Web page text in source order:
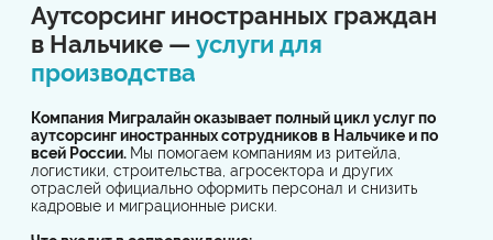
Аутсорсинг иностранных граждан
в Нальчике —услуги для
производства
Компания Мигралайн оказывает полный цикл услуг по
аутсорсинг иностранных сотрудников в Нальчике и по
всей России. Мы помогаем компаниям из ритейла,
логистики, строительства, агросектора и других
отраслей официально оформить персонал и снизить
кадровые и миграционные риски.